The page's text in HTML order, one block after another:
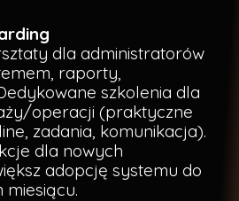
dla administratorów
raporty,
szkolenia dla
operacji (praktyczne
zadania, komunikacja).
dla nowych
adopcję systemu do
miesiącu.